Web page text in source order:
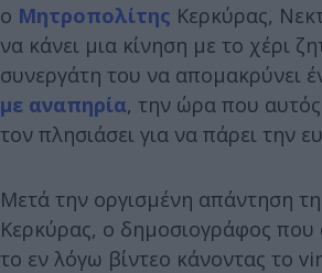
ο Μητροπολίτης Κερκύρας,
να κάνει μια κίνηση με το χέρι
συνεργάτη του να απομακρύνει
με αναπηρία, την ώρα που
τον πλησιάσει για να πάρει την
Μετά την οργισμένη απάντηση
Κερκύρας, ο δημοσιογράφος που
το εν λόγω βίντεο κάνοντας το